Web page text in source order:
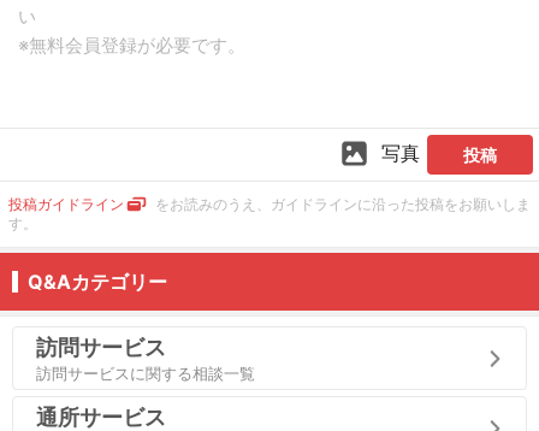
写真 投稿
投稿ガイドライン
をお読みのうえ、ガイドラインに沿った投稿をお願いしま
す。
Q&Aカテゴリー
訪問サービス
訪問サービスに関する相談一覧
通所サービス